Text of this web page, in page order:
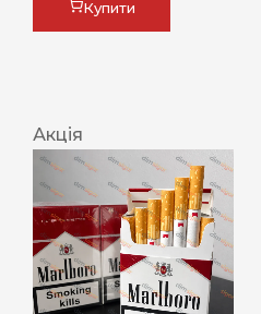
Купити
Акція